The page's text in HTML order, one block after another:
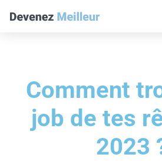
Comment
job de tes
2023